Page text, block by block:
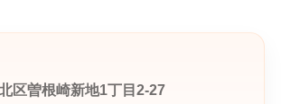
区曽根崎新地1丁目2-27